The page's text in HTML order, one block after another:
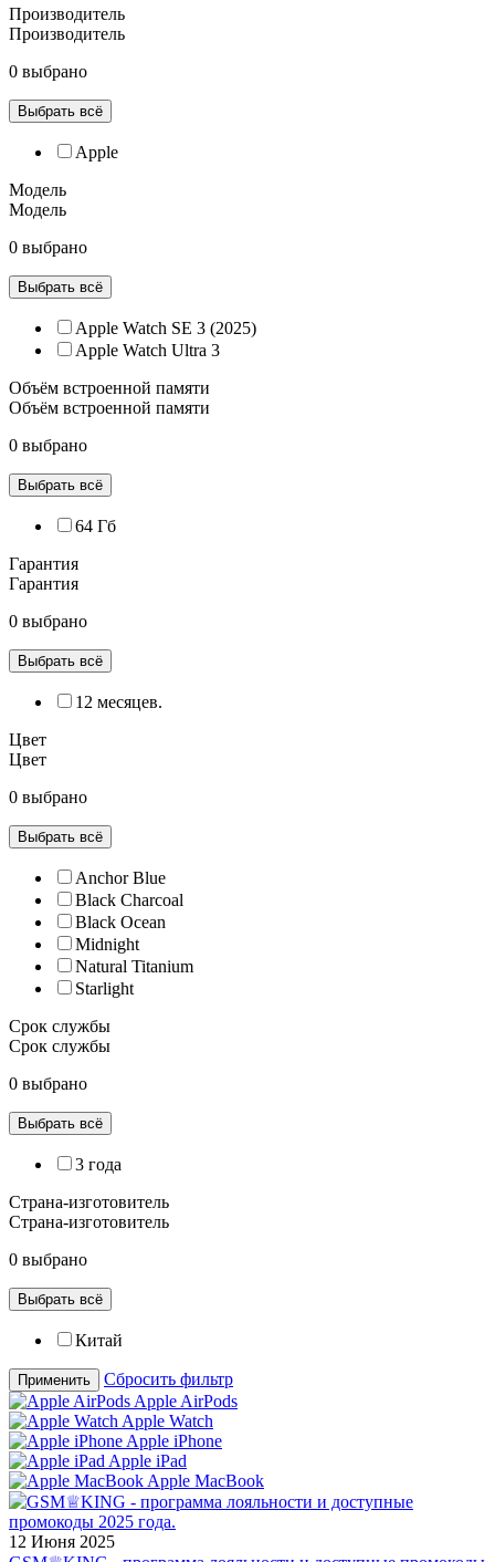
Производитель
Производитель
0 выбрано
Выбрать всё
Apple
Модель
Модель
0 выбрано
Выбрать всё
Apple Watch SE 3 (2025)
Apple Watch Ultra 3
Объём встроенной памяти
Объём встроенной памяти
0 выбрано
Выбрать всё
64 Гб
Гарантия
Гарантия
0 выбрано
Выбрать всё
12 месяцев.
Цвет
Цвет
0 выбрано
Выбрать всё
Anchor Blue
Black Charcoal
Black Ocean
Midnight
Natural Titanium
Starlight
Срок службы
Срок службы
0 выбрано
Выбрать всё
3 года
Страна-изготовитель
Страна-изготовитель
0 выбрано
Выбрать всё
Китай
Применить
Сбросить фильтр
Apple AirPods
Apple Watch
Apple iPhone
Apple iPad
Apple MacBook
12 Июня 2025